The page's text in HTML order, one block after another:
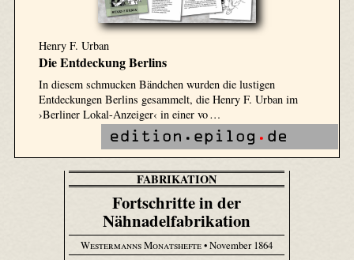
Henry F. Urban
Die Entdeckung Berlins
In diesem schmucken Bändchen wurden die lustigen
Entdeckungen Berlins gesammelt, die Henry F. Urban im
›Berliner Lokal-Anzeiger‹ in einer vo …
FABRIKATION
Fortschritte in der
Nähnadelfabrikation
Westermanns Monatshefte• November 1864